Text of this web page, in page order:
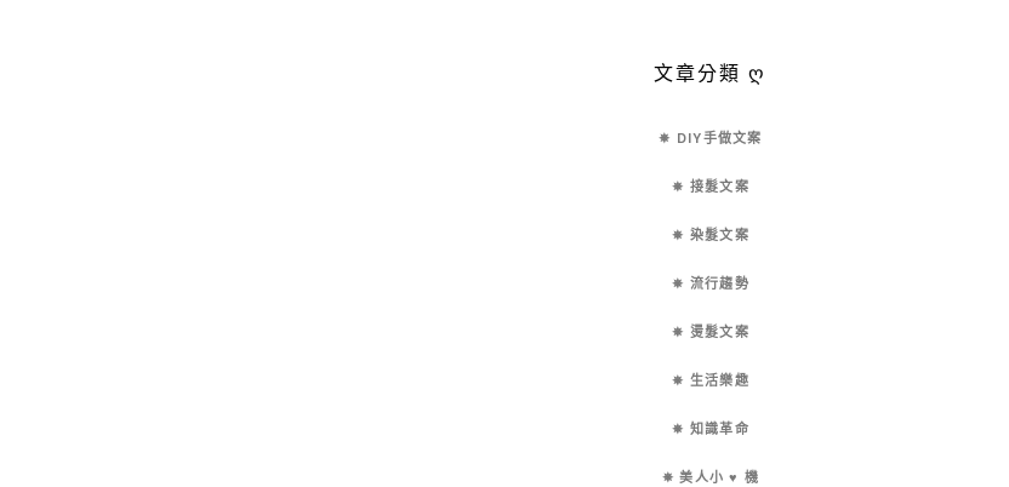
文章分類 ღ
✵ DIY手做文案
✵ 接髮文案
✵ 染髮文案
✵ 流行趨勢
✵ 燙髮文案
✵ 生活樂趣
✵ 知識革命
✵ 美人小 ♥ 機